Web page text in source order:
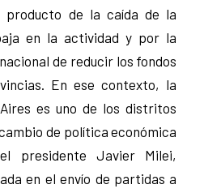
de la caída de la
en la actividad y por la
de reducir los fondos
En ese contexto, la
es uno de los distritos
de política económica
presidente Javier Milei,
en el envío de partidas a